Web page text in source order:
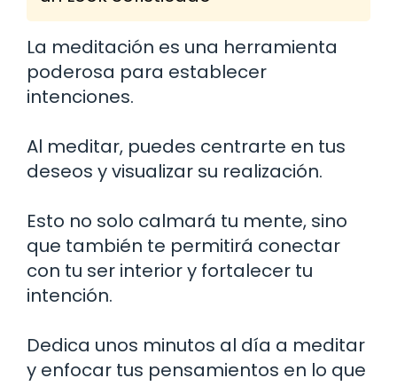
La meditación es una herramienta
poderosa para establecer
intenciones.
Al meditar, puedes centrarte en tus
deseos y visualizar su realización.
Esto no solo calmará tu mente, sino
que también te permitirá conectar
con tu ser interior y fortalecer tu
intención.
Dedica unos minutos al día a meditar
y enfocar tus pensamientos en lo que